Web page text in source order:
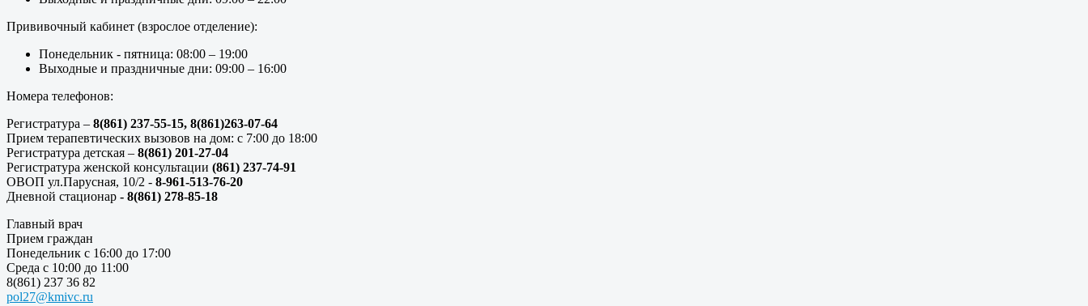
Прививочный кабинет (взрослое отделение):
Понедельник - пятница: 08:00 – 19:00
Выходные и праздничные дни: 09:00 – 16:00
Номера телефонов:
Регистратура – 8(861) 237-55-15, 8(861)263-07-64
Прием терапевтических вызовов на дом: с 7:00 до 18:00
Регистратура детская – 8(861) 201-27-04
Регистратура женской консультации (861) 237-74-91
ОВОП ул.Парусная, 10/2 - 8-961-513-76-20
Дневной стационар - 8(861) 278-85-18
Главный врач
Прием граждан
Понедельник с 16:00 до 17:00
Среда с 10:00 до 11:00
8(861) 237 36 82
pol27@kmivc.ru